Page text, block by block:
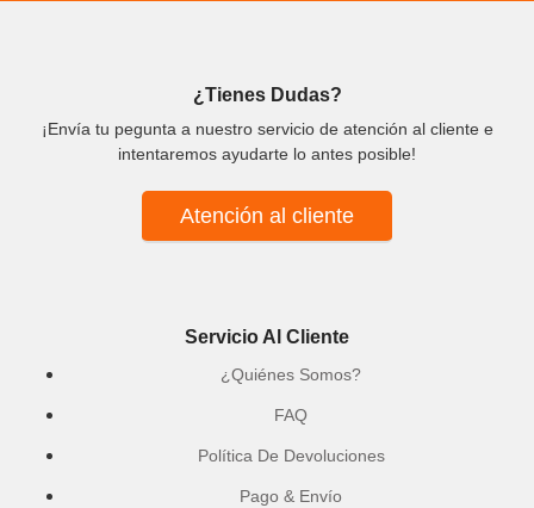
¿Tienes Dudas?
¡Envía tu pegunta a nuestro servicio de atención al cliente e
intentaremos ayudarte lo antes posible!
Atención al cliente
Servicio Al Cliente
¿Quiénes Somos?
FAQ
Política De Devoluciones
Pago & Envío